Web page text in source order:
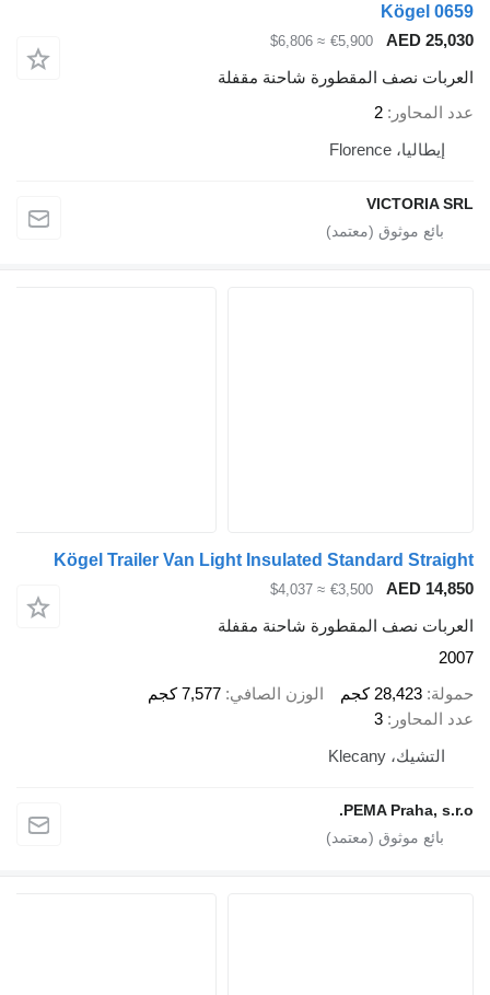
Kögel 0659
AED 25,030
€5,900
≈ $6,806
العربات نصف المقطورة شاحنة مقفلة
عدد المحاور
2
إيطاليا، Florence
VICTORIA SRL
Kögel Trailer Van Light Insulated Standard Straight
AED 14,850
€3,500
≈ $4,037
العربات نصف المقطورة شاحنة مقفلة
2007
حمولة 28,423 كجم الوزن الصافي 7,577 كجم
عدد المحاور
3
التشيك، Klecany
PEMA Praha, s.r.o.